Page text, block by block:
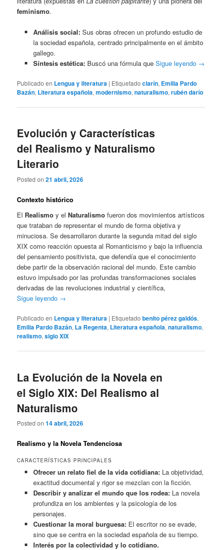
feminismo.
Análisis social:Sus obras ofrecen un profundo estudio de
la sociedad española, centrado principalmente en el ámbito
gallego.
Síntesis estética:Buscó una fórmula que Sigue leyendo →
Publicado en Lengua y literatura | Etiquetado clarín, Emilia Pardo
Bazán, Literatura española,modernismo,naturalismo,rubén darío
Evolución y Características
del Realismo y Naturalismo
Literario
Posted on21 abril, 2026
Contexto histórico
El Realismo y elNaturalismo fueron dos movimientos artísticos
que trataban de representar el mundo de forma objetiva y
minuciosa. Se desarrollaron durante la segunda mitad del siglo
XIX como reacción opuesta al Romanticismo y bajo la influencia
del pensamiento positivista, que defendía que el conocimiento
debe partir de la observación racional del mundo. Este cambio
estuvo impulsado por las profundas transformaciones sociales
derivadas de las revoluciones industrial y científica,
Sigue leyendo →
Publicado en Lengua y literatura | Etiquetado benito pérez galdós,
Emilia Pardo Bazán, La Regenta, Literatura española,naturalismo,
realismo,siglo XIX
La Evolución de la Novela en
el Siglo XIX: Del Realismo al
Naturalismo
Posted on14 abril, 2026
Realismo y la Novela Tendenciosa
CARACTERÍSTICAS PRINCIPALES
Ofrecer un relato fiel de la vida cotidiana:La objetividad,
exactitud documental y rigor se mezclan con la ficción.
Describir y analizar el mundo que los rodea:La novela
profundiza en los ambientes y la psicología de los
personajes.
Cuestionar la moral burguesa:El escritor no se evade,
sino que se centra en la sociedad española de su tiempo.
Interés por la colectividad y lo cotidiano.